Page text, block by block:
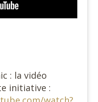
: la vidéo
initiative :